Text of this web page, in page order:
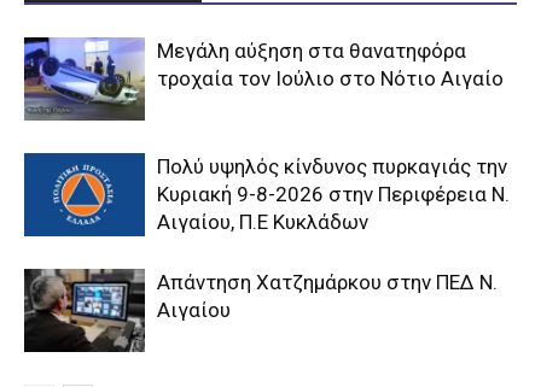
Μεγάλη αύξηση στα θανατηφόρα
τροχαία τον Ιούλιο στο Νότιο Αιγαίο
Πολύ υψηλός κίνδυνος πυρκαγιάς την
Κυριακή 9-8-2026 στην Περιφέρεια Ν.
Αιγαίου, Π.Ε Κυκλάδων
Απάντηση Χατζημάρκου στην ΠΕΔ Ν.
Αιγαίου